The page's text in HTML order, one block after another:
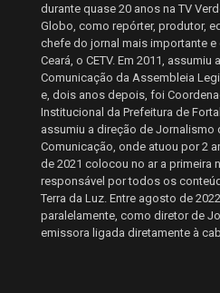
durante quase 20 anos na TV
Globo, como repórter, produtor,
chefe do jornal mais importante
Ceará, o CETV. Em 2011,
Comunicação da Assembleia
e, dois anos depois, foi
Institucional da Prefeitura de
assumiu a direção de Jornalismo
Comunicação, onde atuou por 2
de 2021 colocou no ar a primeira
responsável por todos os
Terra da Luz. Entre agosto de
paralelamente, como diretor de
emissora ligada diretamente à